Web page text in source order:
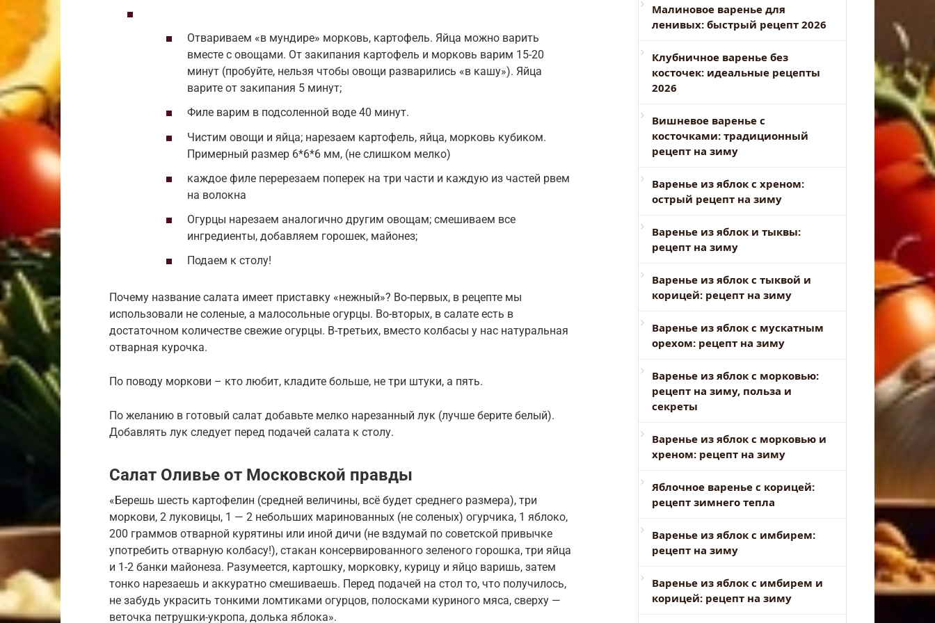
Отвариваем «в мундире» морковь, картофель. Яйца можно варить
вместе с овощами. От закипания картофель и морковь варим 15-20
минут (пробуйте, нельзя чтобы овощи разварились «в кашу»). Яйца
варите от закипания 5 минут;
Филе варим в подсоленной воде 40 минут.
Чистим овощи и яйца; нарезаем картофель, яйца, морковь кубиком.
Примерный размер 6*6*6 мм, (не слишком мелко)
каждое филе перерезаем поперек на три части и каждую из частей рвем
на волокна
Огурцы нарезаем аналогично другим овощам; смешиваем все
ингредиенты, добавляем горошек, майонез;
Подаем к столу!
Почему название салата имеет приставку «нежный»? Во-первых, в рецепте мы
использовали не соленые, а малосольные огурцы. Во-вторых, в салате есть в
достаточном количестве свежие огурцы. В-третьих, вместо колбасы у нас натуральная
отварная курочка.
По поводу моркови – кто любит, кладите больше, не три штуки, а пять.
По желанию в готовый салат добавьте мелко нарезанный лук (лучше берите белый).
Добавлять лук следует перед подачей салата к столу.
Салат Оливье от Московской правды
«Берешь шесть картофелин (средней величины, всё будет среднего размера), три
моркови, 2 луковицы, 1 — 2 небольших маринованных (не соленых) огурчика, 1 яблоко,
200 граммов отварной курятины или иной дичи (не вздумай по советской привычке
употребить отварную колбасу!), стакан консервированного зеленого горошка, три яйца
и 1-2 банки майонеза. Разумеется, картошку, морковку, курицу и яйцо варишь, затем
тонко нарезаешь и аккуратно смешиваешь. Перед подачей на стол то, что получилось,
не забудь украсить тонкими ломтиками огурцов, полосками куриного мяса, сверху —
веточка петрушки-укропа, долька яблока».
Малиновое варенье для
ленивых: быстрый рецепт 2026
Клубничное варенье без
косточек: идеальные рецепты
2026
Вишневое варенье с
косточками: традиционный
рецепт на зиму
Варенье из яблок с хреном:
острый рецепт на зиму
Варенье из яблок и тыквы:
рецепт на зиму
Варенье из яблок с тыквой и
корицей: рецепт на зиму
Варенье из яблок с мускатным
орехом: рецепт на зиму
Варенье из яблок с морковью:
рецепт на зиму, польза и
секреты
Варенье из яблок с морковью и
хреном: рецепт на зиму
Яблочное варенье с корицей:
рецепт зимнего тепла
Варенье из яблок с имбирем:
рецепт на зиму
Варенье из яблок с имбирем и
корицей: рецепт на зиму